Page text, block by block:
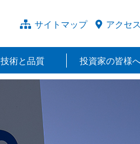
サイトマップ アクセス
技術と品質 投資家の皆様